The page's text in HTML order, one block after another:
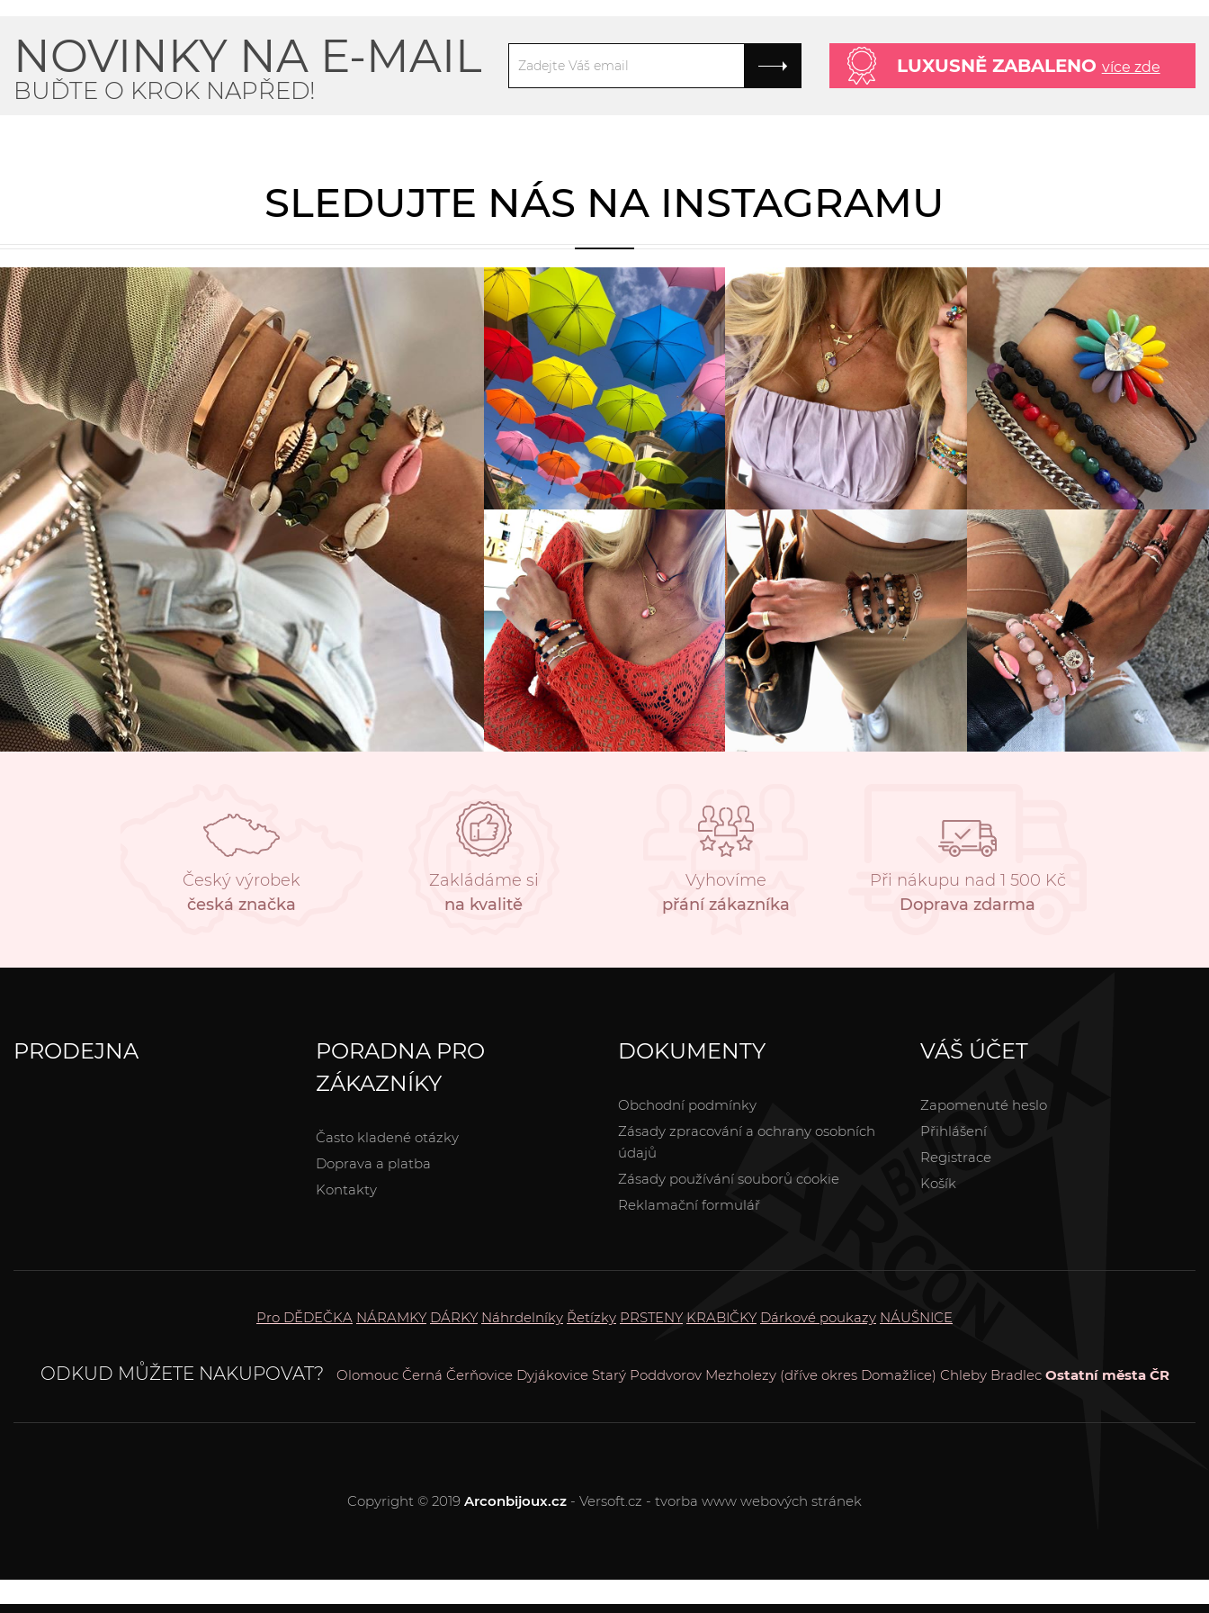
NOVINKY NA E-MAIL
BUĎTE O KROK NAPŘED!
LUXUSNĚ ZABALENO více zde
SLEDUJTE NÁS NA INSTAGRAMU
Český výrobek
česká značka
Zakládáme si
na kvalitě
Vyhovíme
přání zákazníka
Při nákupu nad 1 500 Kč
Doprava zdarma
PRODEJNA
PORADNA PRO
ZÁKAZNÍKY
Často kladené otázky
Doprava a platba
Kontakty
DOKUMENTY
Obchodní podmínky
Zásady zpracování a ochrany osobních
údajů
Zásady používání souborů cookie
Reklamační formulář
VÁŠ ÚČET
Zapomenuté heslo
Přihlášení
Registrace
Košík
Pro DĚDEČKA NÁRAMKY DÁRKY Náhrdelníky Řetízky PRSTENY KRABIČKY Dárkové poukazy NÁUŠNICE
ODKUD MŮŽETE NAKUPOVAT? Olomouc Černá Čerňovice Dyjákovice Starý Poddvorov Mezholezy (dříve okres Domažlice) Chleby Bradlec Ostatní města ČR
Copyright © 2019 Arconbijoux.cz - Versoft.cz - tvorba www webových stránek